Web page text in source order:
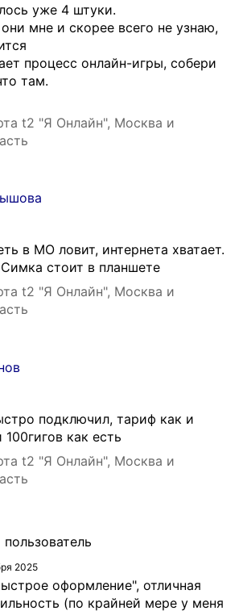
уже 4 штуки.
мне и скорее всего не узнаю,
процесс онлайн-игры, собери
там.
t2 "Я Онлайн", Москва и
в МО ловит, интернета хватает.
стоит в планшете
t2 "Я Онлайн", Москва и
подключил, тариф как и
как есть
t2 "Я Онлайн", Москва и
2025
оформление", отличная
(по крайней мере у меня